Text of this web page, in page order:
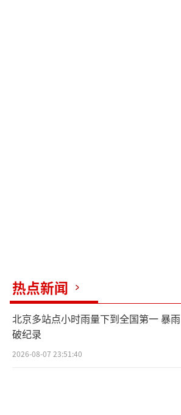
热点新闻
北京多站点小时雨量下到全国第一 暴雨
破纪录
2026-08-07 23:51:40